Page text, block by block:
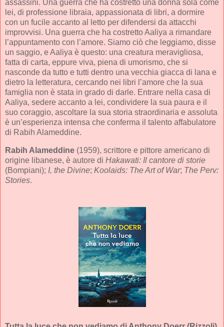
assassini. Una guerra che ha costretto una donna sola come
lei, di professione libraia, appassionata di libri, a dormire
con un fucile accanto al letto per difendersi da attacchi
improvvisi. Una guerra che ha costretto Aaliya a rimandare
l’appuntamento con l’amore. Siamo ciò che leggiamo, disse
un saggio, e Aaliya è questo: una creatura meravigliosa,
fatta di carta, eppure viva, piena di umorismo, che si
nasconde da tutto e tutti dentro una vecchia giacca di lana e
dietro la letteratura, cercando nei libri l’amore che la sua
famiglia non è stata in grado di darle. Entrare nella casa di
Aaliya, sedere accanto a lei, condividere la sua paura e il
suo coraggio, ascoltare la sua storia straordinaria e assoluta
è un’esperienza intensa che conferma il talento affabulatore
di Rabih Alameddine.
Rabih Alameddine (1959), scrittore e pittore americano di
origine libanese, è autore di Hakawati: Il cantore di storie
(Bompiani); I, the Divine; Koolaids: The Art of War; The Perv:
Stories.